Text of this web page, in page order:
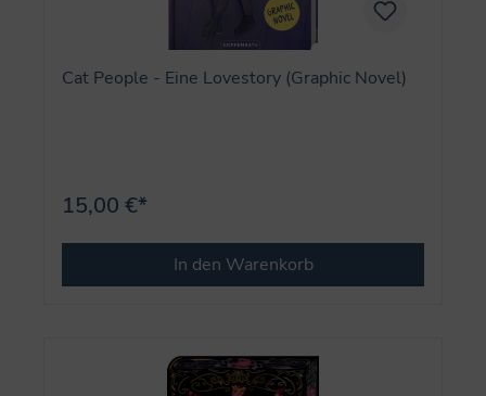
Cat People - Eine Lovestory (Graphic Novel)
15,00 €*
In den Warenkorb